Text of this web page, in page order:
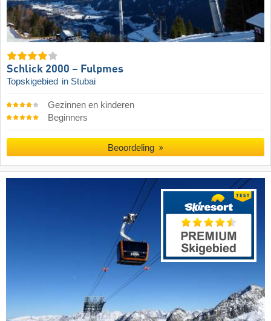
Schlick 2000 – Fulpmes
Topskigebied in Stubai
Gezinnen en kinderen
Beginners
Beoordeling